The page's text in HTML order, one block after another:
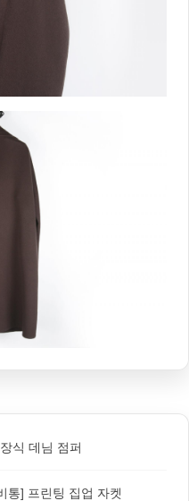
식 데님 점퍼
통] 프린팅 집업 자켓